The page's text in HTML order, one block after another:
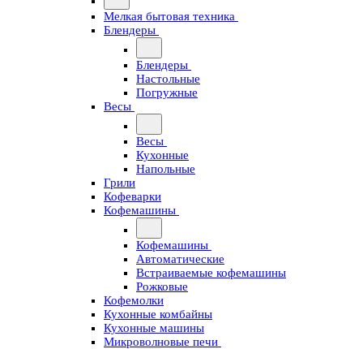
Мелкая бытовая техника
Блендеры
Блендеры
Настольные
Погружные
Весы
Весы
Кухонные
Напольные
Грили
Кофеварки
Кофемашины
Кофемашины
Автоматические
Встраиваемые кофемашины
Рожковые
Кофемолки
Кухонные комбайны
Кухонные машины
Микроволновые печи